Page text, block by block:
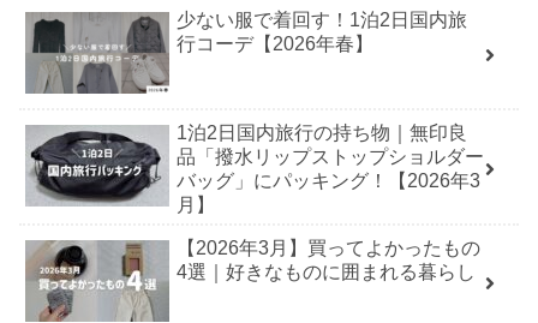
少ない服で着回す！1泊2日国内旅
行コーデ【2026年春】
1泊2日国内旅行の持ち物｜無印良
品「撥水リップストップショルダー
バッグ」にパッキング！【2026年3
月】
【2026年3月】買ってよかったもの
4選｜好きなものに囲まれる暮らし